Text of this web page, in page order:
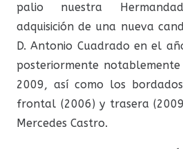
palio nuestra
adquisición de una nueva
D. Antonio Cuadrado en el
posteriormente
2009, así como los
frontal (2006) y trasera
Mercedes Castro.